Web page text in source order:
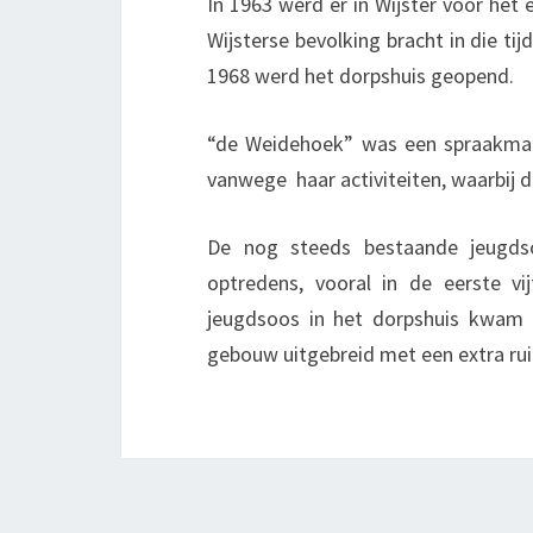
Wijsterse bevolking bracht in die
1968 werd het dorpshuis geopend.
“de Weidehoek” was een
vanwege haar activiteiten, waarbij
De nog steeds bestaande
optredens, vooral in de eerste
jeugdsoos in het dorpshuis
gebouw uitgebreid met een extra